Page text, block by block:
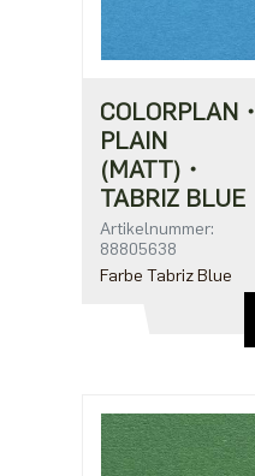
COLORPLAN・
PLAIN
(MATT)・
TABRIZ BLUE
Artikelnummer:
88805638
Farbe Tabriz Blue